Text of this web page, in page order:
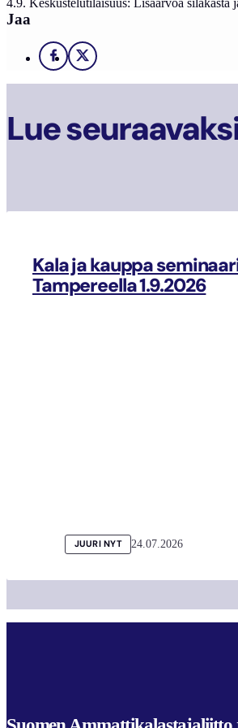
Jaa
Facebook
X
Lue
Kala ja kauppa
Tampereella 1.9.2026
JUURI NYT 24.07.2026